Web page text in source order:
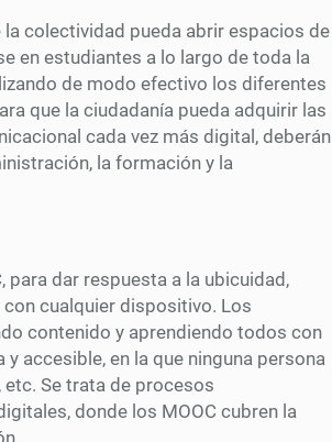
colectividad pueda abrir espacios de
en estudiantes a lo largo de toda la
de modo efectivo los diferentes
que la ciudadanía pueda adquirir las
cada vez más digital, deberán
la formación y la
para dar respuesta a la ubicuidad,
cualquier dispositivo. Los
contenido y aprendiendo todos con
accesible, en la que ninguna persona
Se trata de procesos
donde los MOOC cubren la